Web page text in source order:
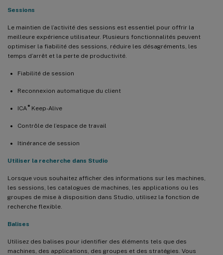
Sessions
Le maintien de l’activité des sessions est essentiel pour offrir la
meilleure expérience utilisateur. Plusieurs fonctionnalités peuvent
optimiser la fiabilité des sessions, réduire les désagréments, les
temps d’arrêt et la perte de productivité.
Fiabilité de session
Reconnexion automatique du client
ICA ®Keep-Alive
Contrôle de l’espace de travail
Itinérance de session
Utiliser la recherche dans Studio
Lorsque vous souhaitez afficher des informations sur les machines,
les sessions, les catalogues de machines, les applications ou les
groupes de mise à disposition dans Studio, utilisez la fonction de
recherche flexible.
Balises
Utilisez des balises pour identifier des éléments tels que des
machines, des applications, des groupes et des stratégies. Vous